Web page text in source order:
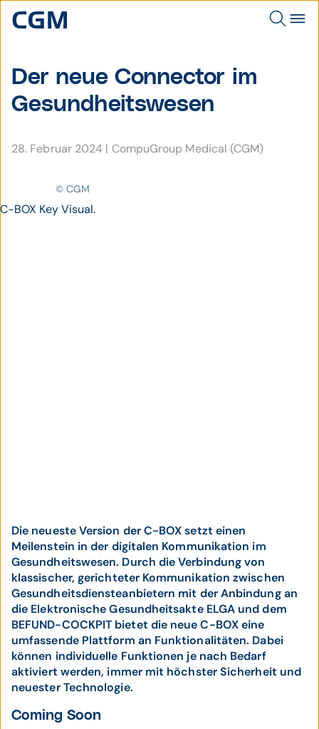
Der neue Connector im
Gesund­heits­wesen
28. Februar 2024 | CompuGroup Medical (CGM)
© CGM
C-BOX Key Visual.
Die neueste Version der C-BOX setzt einen
Meilenstein in der digitalen Kommunikation im
Gesundheitswesen. Durch die Verbindung von
klassischer, gerichteter Kommunikation zwischen
Gesundheitsdiensteanbietern mit der Anbindung an
die Elektronische Gesundheitsakte ELGA und dem
BEFUND-COCKPIT bietet die neue C-BOX eine
umfassende Plattform an Funktionalitäten. Dabei
können individuelle Funktionen je nach Bedarf
aktiviert werden, immer mit höchster Sicherheit und
neuester Technologie.
Coming Soon